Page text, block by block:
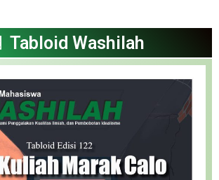
Tabloid Washilah